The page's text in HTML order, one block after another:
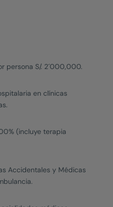
persona S/. 2´000,000.
en clínicas
(incluye terapia
Accidentales y Médicas